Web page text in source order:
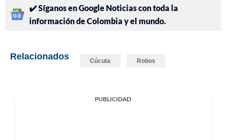
✔️ Síganos en Google Noticias con toda la
información de Colombia y el mundo.
Relacionados Cúcuta Robos
PUBLICIDAD